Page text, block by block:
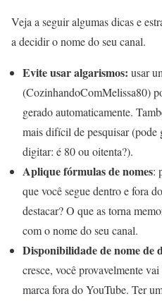
Veja a seguir algumas dicas e
a decidir o nome do seu canal.
Evite usar algarismos: usar
(CozinhandoComMelissa80)
gerado automaticamente.
mais difícil de pesquisar (pode
digitar: é 80 ou oitenta?).
Aplique fórmulas de nomes:
que você segue dentro e fora
destacar? O que as torna
com o nome do seu canal.
Disponibilidade de nome de
cresce, você provavelmente
marca fora do YouTube. Ter